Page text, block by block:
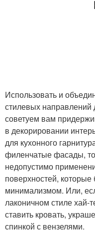
Использовать и
стилевых направлений
советуем вам
в декорировании
для кухонного
филенчатые фасады, то
недопустимо
поверхностей,
минимализмом. Или,
лаконичном стиле хай-
ставить кровать,
спинкой с вензелями.